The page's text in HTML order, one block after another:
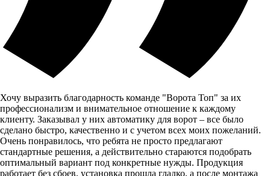
Хочу выразить благодарность команде "Ворота Топ" за их
профессионализм и внимательное отношение к каждому
клиенту. Заказывал у них автоматику для ворот – все было
сделано быстро, качественно и с учетом всех моих пожеланий.
Очень понравилось, что ребята не просто предлагают
стандартные решения, а действительно стараются подобрать
оптимальный вариант под конкретные нужды. Продукция
работает без сбоев, установка прошла гладко, а после монтажа